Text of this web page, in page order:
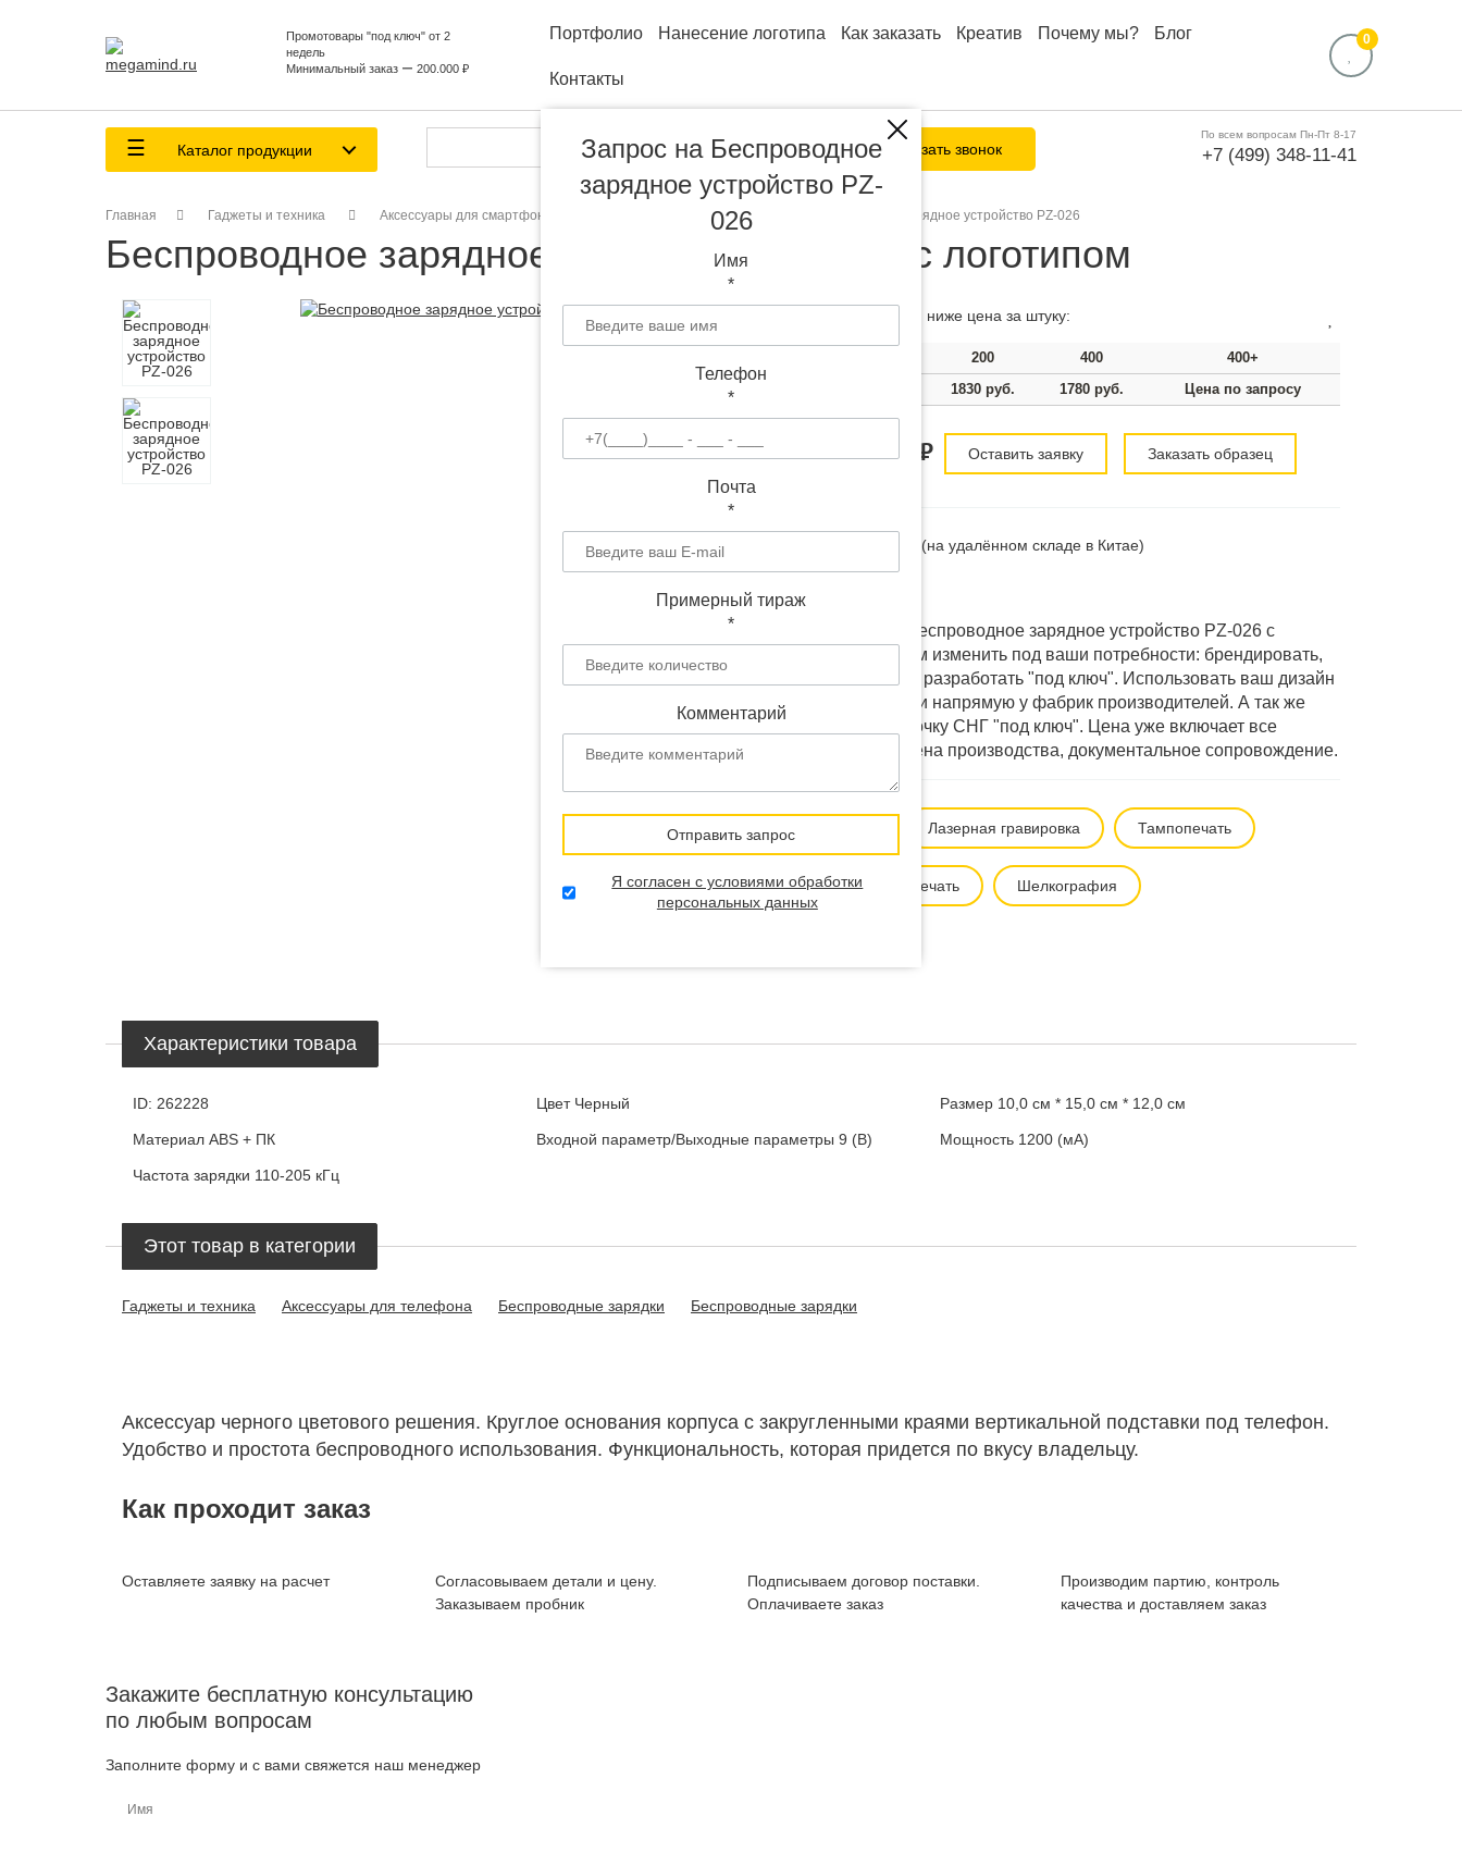
Промотовары "под ключ" от 2
недель
Минимальный заказ ー 200.000 ₽
Портфолио Нанесение логотипа Как заказать Креатив Почему мы? Блог
Контакты
0
Каталог продукции Заказать звонок
По всем вопросам Пн-Пт 8-17
+7 (499) 348-11-41
Главная Гаджеты и техника Аксессуары для смартфона Беспроводные зарядки Беспроводное зарядное устройство PZ-026
Беспроводное зарядное устройство PZ-026 с логотипом
Чем больше тираж, тем ниже цена за штуку:
200 400
400+
1830 руб. 1780 руб. Цена по запросу
Цена от 1780 руб. Оставить заявку Заказать образец
(на удалённом складе в Китае)
Выбранный товар "Беспроводное зарядное устройство PZ-026 с
логотипом" мы можем изменить под ваши потребности: брендировать,
кастомизировать или разработать "под ключ". Использовать ваш дизайн
и фирменные коробки напрямую у фабрик производителей. А так же
доставить в любую точку СНГ "под ключ". Цена уже включает все
расходы: доставку, цена производства, документальное сопровождение.
Лазерная гравировка Тампопечать
Ультрафиолетовая печать Шелкография
Характеристики товара
ID: 262228 Цвет Черный Размер 10,0 см * 15,0 см * 12,0 см
Материал ABS + ПК Входной параметр/Выходные параметры9 (В) Мощность 1200 (мА)
Частота зарядки 110-205 кГц
Этот товар в категории
Гаджеты и техника Аксессуары для телефона Беспроводные зарядки Беспроводные зарядки
Аксессуар черного цветового решения. Круглое основания корпуса с закругленными краями вертикальной подставки под телефон.
Удобство и простота беспроводного использования. Функциональность, которая придется по вкусу владельцу.
Как проходит заказ
Оставляете заявку на расчет
Согласовываем детали и цену.
Заказываем пробник
Подписываем договор поставки.
Оплачиваете заказ
Производим партию, контроль
качества и доставляем заказ
Закажите бесплатную консультацию
по любым вопросам
Заполните форму и с вами свяжется наш менеджер
Запрос на Беспроводное
зарядное устройство PZ-
026
Имя
*
Телефон
*
Почта
*
Примерный тираж
*
Комментарий
Отправить запрос
Я согласен с условиями обработки
персональных данных